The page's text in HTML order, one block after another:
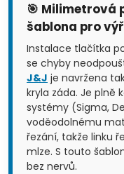
🎯 Milimetrová
šablona pro
Instalace tlačítka
se chyby
J&J je navržena
kryla záda. Je plně
systémy (Sigma,
voděodolnému
řezání, takže linku
mlze. S touto
bez nervů.